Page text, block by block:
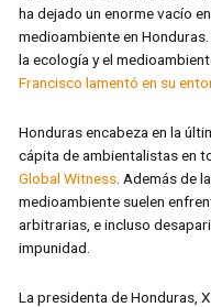
ha dejado un enorme vacío
medioambiente en
la ecología y el
Francisco lamentó en su
Honduras encabeza en la
cápita de ambientalistas en
Global Witness . Además de
medioambiente suelen
arbitrarias, e incluso
impunidad.
La presidenta de Honduras,